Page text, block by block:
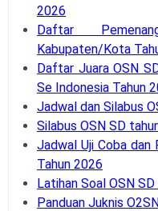
2026
Daftar
Kabupaten/Kota
Daftar Juara OSN
Se Indonesia Tahun
Jadwal dan Silabus
Silabus OSN SD
Jadwal Uji Coba dan
Tahun 2026
Latihan Soal OSN
Panduan Juknis